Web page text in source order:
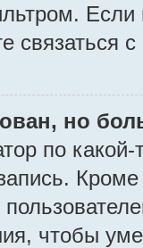
связаться
но
по
чтобы